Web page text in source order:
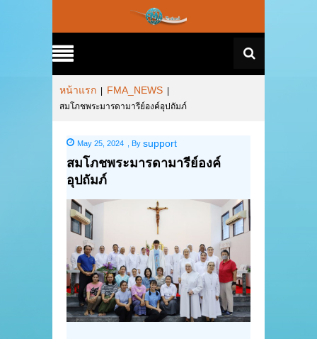
หน้าแรก FMA_NEWS
สมโภชพระมารดามารีย์องค์อุปถัมภ์
May 25, 2024 By support
สมโภชพระมารดามารีย์องค์
อุปถัมภ์